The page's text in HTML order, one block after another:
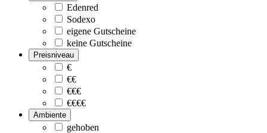
Edenred
Sodexo
eigene Gutscheine
keine Gutscheine
Preisniveau
€
€€
€€€
€€€€
Ambiente
gehoben